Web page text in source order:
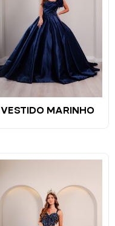
VESTIDO MARINHO